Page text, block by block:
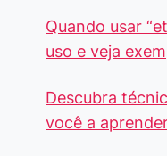
Quando usar
uso e veja
Descubra
você a